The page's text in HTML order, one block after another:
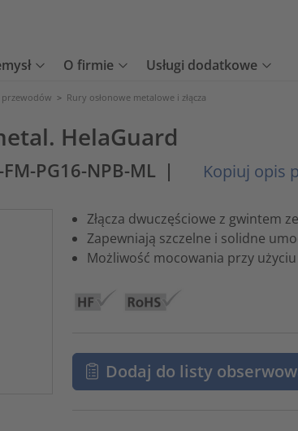
O firmie Usługi dodatkowe
przewodów > Rury osłonowe metalowe i złącza
HelaGuard
FM-PG16-NPB-ML | Kopiuj opis
Złącza dwuczęściowe z gwintem
Zapewniają szczelne i solidne
Możliwość mocowania przy
Dodaj do listy